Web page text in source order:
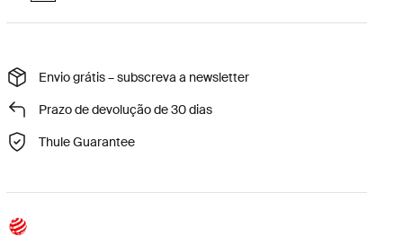
Envio grátis – subscreva a newsletter
Prazo de devolução de 30 dias
Thule Guarantee